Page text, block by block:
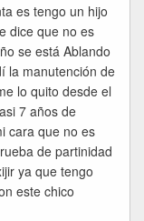
es tengo un hijo
dice que no es
se está Ablando
la manutención de
lo quito desde el
7 años de
cara que no es
de partinidad
ya que tengo
este chico